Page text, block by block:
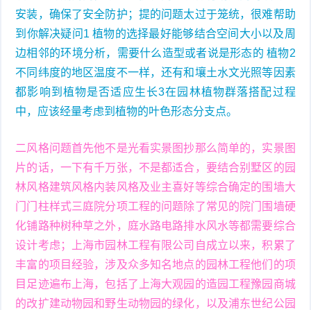
安装，确保了安全防护；提的问题太过于笼统，很难帮助
到你解决疑问1 植物的选择最好能够结合空间大小以及周
边相邻的环境分析，需要什么造型或者说是形态的 植物2
不同纬度的地区温度不一样，还有和壤土水文光照等因素
都影响到植物是否适应生长3在园林植物群落搭配过程
中，应该经量考虑到植物的叶色形态分支点。
二风格问题首先他不是光看实景图抄那么简单的，实景图
片的话，一下有千万张，不是都适合，要结合别墅区的园
林风格建筑风格内装风格及业主喜好等综合确定的围墙大
门门柱样式三庭院分项工程的问题除了常见的院门围墙硬
化铺路种树种草之外，庭水路电路排水风水等都需要综合
设计考虑；上海市园林工程有限公司自成立以来，积累了
丰富的项目经验，涉及众多知名地点的园林工程他们的项
目足迹遍布上海，包括了上海大观园的造园工程豫园商城
的改扩建动物园和野生动物园的绿化，以及浦东世纪公园